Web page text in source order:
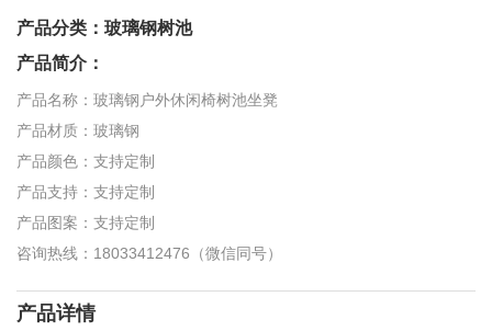
产品分类： 玻璃钢树池
产品简介：
产品名称：玻璃钢户外休闲椅树池坐凳
产品材质：玻璃钢
产品颜色：支持定制
产品支持：支持定制
产品图案：支持定制
咨询热线：18033412476（微信同号）
产品详情